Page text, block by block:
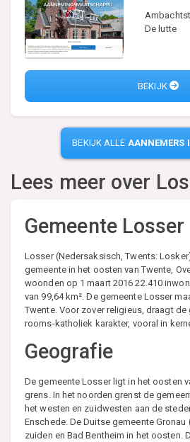
De lutte
BEKIJK
BEKIJK ALLE AANNEMERS
Lees meer over
Gemeente Losser
Losser (Nedersaksisch, Twents:
gemeente in het oosten van Twente,
woonden op 1 maart 2016 22.410
van 99,64 km². De gemeente Losser
Twente. Voor zover religieus, draagt de
rooms-katholiek karakter, vooral in
Geografie
De gemeente Losser ligt in het oosten
grens. In het noorden grenst de
het westen en zuidwesten aan de
Enschede. De Duitse gemeente
zuiden en Bad Bentheim in het oosten.